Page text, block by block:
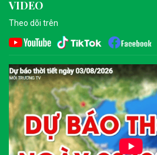
VIDEO
Theo dõi trên